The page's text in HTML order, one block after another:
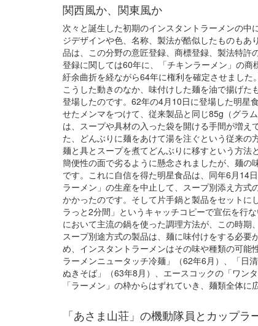
関西風か、関東風か
次々と誕生した初期のインスタントラーメンの
ジデザインや色、名称、製法が酷似したものも
品は、この分野の意匠登録、商標登録、製法特
登録に関しては60年に、「チキンラーメン」の商
紆余曲折を経ながら64年に権利を確定させました。
こうした動きのなか、味付けした麺を油で揚げ
登場したのです。62年の4月10日に登場した明星
せたメンマをつけて、従来製品と同じ85g（グラ
は、スープや具材の入った袋を開ける手間が増え
た、どんぶりに麺をあけて湯を注ぐという従来
麺と具とスープを煮てどんぶりに移すという方法
簡便性の面で劣るように懸念されましたが、麺
です。これに自信を得た明星食品は、同年6月14
ラーメン」の生産を中止して、スープ別添え方式
かかったのです。そして片手鍋と製品をセット
ラっと2分間」というキャッチコピーで宣伝を行
において主流の鍋を使った調理方法が、この時期
スープ別途方式の製品は、麺に味付けをする必
め、インスタントラーメンはその味や種類の可
ラーメンニュータッチ冷麺」（62年6月）、「日
ぬきそば」（63年8月）、エースコックの「ワン
「ラーメン」の枠からはずれていき、麺類全体に
「あさま山荘」の機動隊員とカップラ